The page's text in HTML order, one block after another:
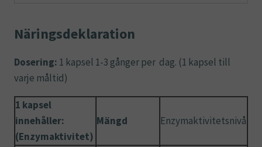
Näringsdeklaration
Dosering: 1 kapsel 1-3 gånger per dag. (1 kapsel till
varje måltid)
1 kapsel
innehåller:
(Enzymaktivitet)
Mängd Enzymaktivitetsnivå